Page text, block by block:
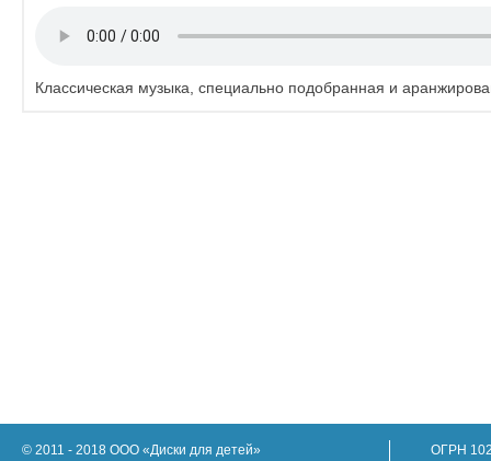
Классическая музыка, специально подобранная и
© 2011 - 2018 ООО «Диски для детей»
ОГРН